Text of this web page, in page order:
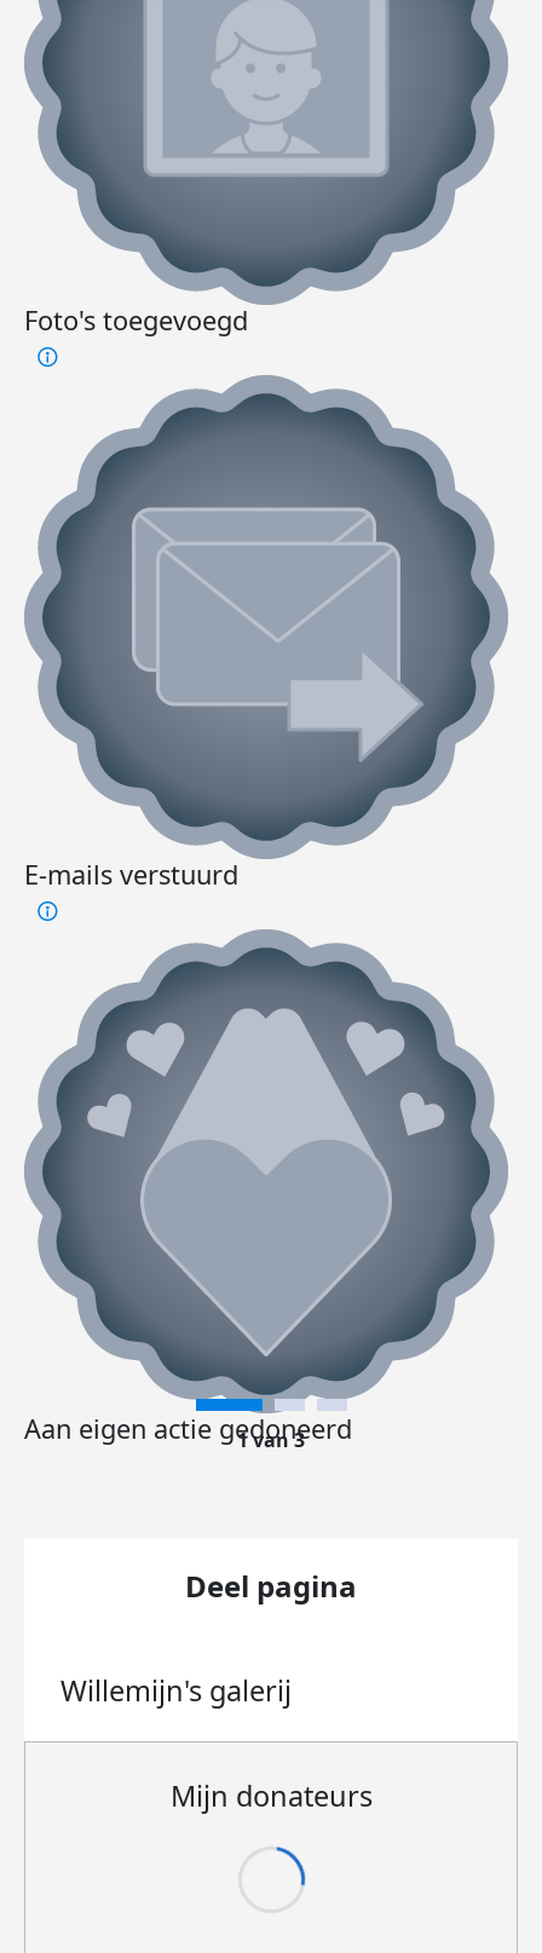
Foto's toegevoegd
E-mails verstuurd
Aan eigen actie gedoneerd
1 van 3
Deel pagina
Willemijn's galerij
Mijn donateurs